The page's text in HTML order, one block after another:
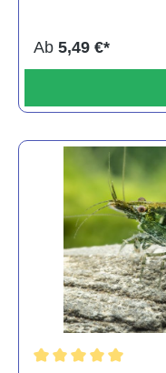
Ab 5,49 €*